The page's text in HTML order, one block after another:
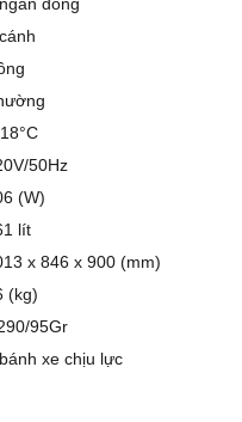
50Hz
(W)
lít
x 846 x 900 (mm)
(kg)
95Gr
xe chịu lực